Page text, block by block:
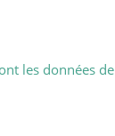
les données de